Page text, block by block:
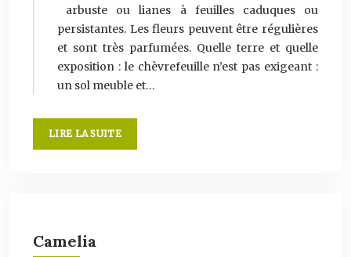
arbuste ou lianes à feuilles caduques ou
persistantes. Les fleurs peuvent être régulières
et sont très parfumées. Quelle terre et quelle
exposition : le chèvrefeuille n’est pas exigeant :
un sol meuble et…
LIRE LA SUITE
Camelia